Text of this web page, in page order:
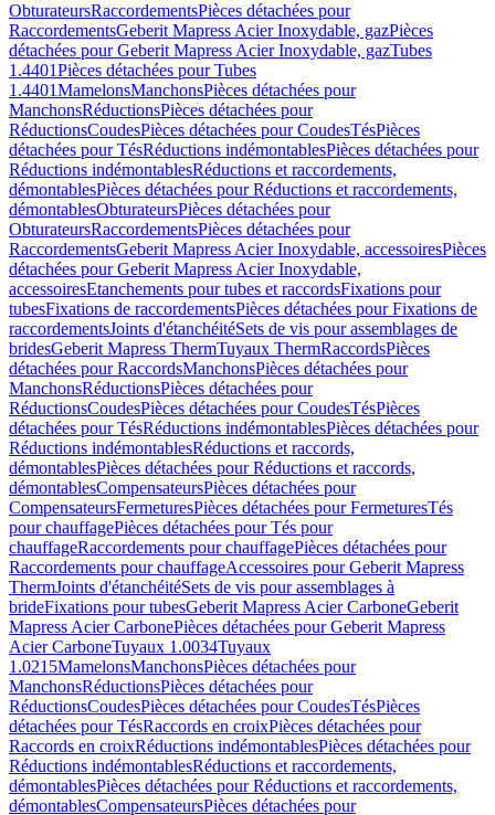
ObturateursRaccordementsPièces détachées pour
RaccordementsGeberit Mapress Acier Inoxydable, gazPièces
détachées pour Geberit Mapress Acier Inoxydable, gazTubes
1.4401Pièces détachées pour Tubes
1.4401MamelonsManchonsPièces détachées pour
ManchonsRéductionsPièces détachées pour
RéductionsCoudesPièces détachées pour CoudesTésPièces
détachées pour TésRéductions indémontablesPièces détachées pour
Réductions indémontablesRéductions et raccordements,
démontablesPièces détachées pour Réductions et raccordements,
démontablesObturateursPièces détachées pour
ObturateursRaccordementsPièces détachées pour
RaccordementsGeberit Mapress Acier Inoxydable, accessoiresPièces
détachées pour Geberit Mapress Acier Inoxydable,
accessoiresEtanchements pour tubes et raccordsFixations pour
tubesFixations de raccordementsPièces détachées pour Fixations de
raccordementsJoints d'étanchéitéSets de vis pour assemblages de
bridesGeberit Mapress ThermTuyaux ThermRaccordsPièces
détachées pour RaccordsManchonsPièces détachées pour
ManchonsRéductionsPièces détachées pour
RéductionsCoudesPièces détachées pour CoudesTésPièces
détachées pour TésRéductions indémontablesPièces détachées pour
Réductions indémontablesRéductions et raccords,
démontablesPièces détachées pour Réductions et raccords,
démontablesCompensateursPièces détachées pour
CompensateursFermeturesPièces détachées pour FermeturesTés
pour chauffagePièces détachées pour Tés pour
chauffageRaccordements pour chauffagePièces détachées pour
Raccordements pour chauffageAccessoires pour Geberit Mapress
ThermJoints d'étanchéitéSets de vis pour assemblages à
brideFixations pour tubesGeberit Mapress Acier CarboneGeberit
Mapress Acier CarbonePièces détachées pour Geberit Mapress
Acier CarboneTuyaux 1.0034Tuyaux
1.0215MamelonsManchonsPièces détachées pour
ManchonsRéductionsPièces détachées pour
RéductionsCoudesPièces détachées pour CoudesTésPièces
détachées pour TésRaccords en croixPièces détachées pour
Raccords en croixRéductions indémontablesPièces détachées pour
Réductions indémontablesRéductions et raccordements,
démontablesPièces détachées pour Réductions et raccordements,
démontablesCompensateursPièces détachées pour